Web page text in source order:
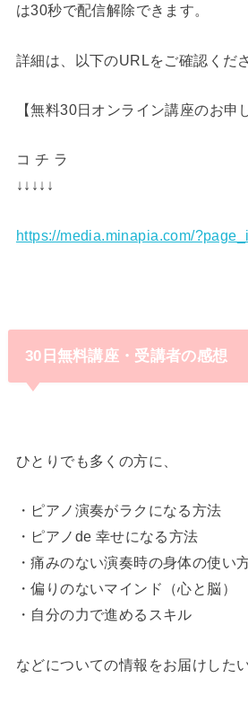
は30秒で配信解除できます。
詳細は、以下のURLをご確認くだ
【無料30日オンライン講座のお申
コ チ ラ
↓↓↓↓↓
https://media.minapia.com/
30日無料講座・受講者の感想
ひとりでも多くの方に、
・ピアノ演奏がラクになる方法
・ピアノde 幸せになる方法
・痛みのない演奏時の身体の使い
・偏りのないマインド（心と脳）
・自分の力で進めるスキル
などについての情報をお届けした